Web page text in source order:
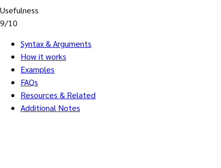
Usefulness
9/10
Syntax & Arguments
How it works
Examples
FAQs
Resources & Related
Additional Notes